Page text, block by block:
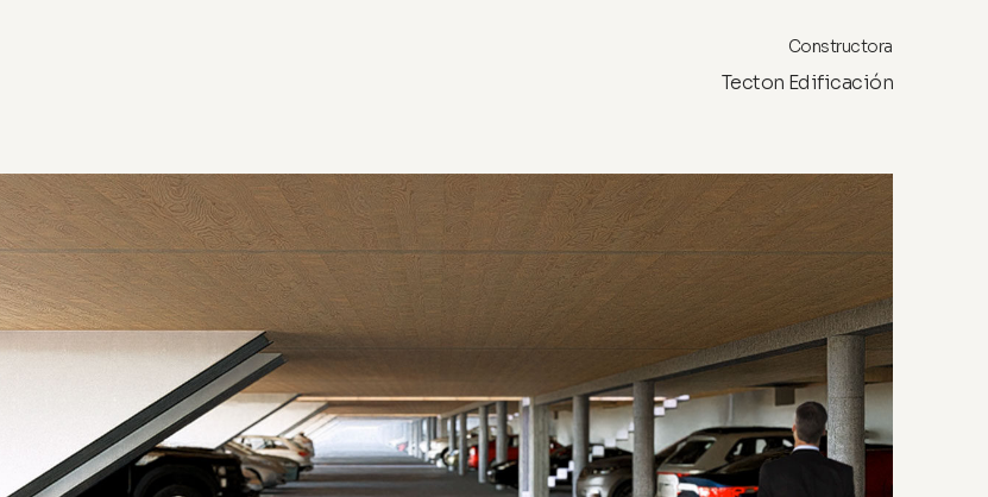
Constructora
Tecton Edificación